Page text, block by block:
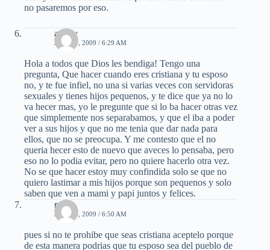
no pasaremos por eso.
ariday
JULIO 4, 2009 / 6:29 AM
Hola a todos que Dios les bendiga! Tengo una
pregunta, Que hacer cuando eres cristiana y tu esposo
no, y te fue infiel, no una si varias veces con servidoras
sexuales y tienes hijos pequenos, y te dice que ya no lo
va hecer mas, yo le pregunte que si lo ba hacer otras vez
que simplemente nos separabamos, y que el iba a poder
ver a sus hijos y que no me tenia que dar nada para
ellos, que no se preocupa. Y me contesto que el no
queria hecer esto de nuevo que aveces lo pensaba, pero
eso no lo podia evitar, pero no quiere hacerlo otra vez.
No se que hacer estoy muy confindida solo se que no
quiero lastimar a mis hijos porque son pequenos y solo
saben que ven a mami y papi juntos y felices.
mael
JULIO 4, 2009 / 6:50 AM
pues si no te prohibe que seas cristiana aceptelo porque
de esta manera podrias que tu esposo sea del pueblo de